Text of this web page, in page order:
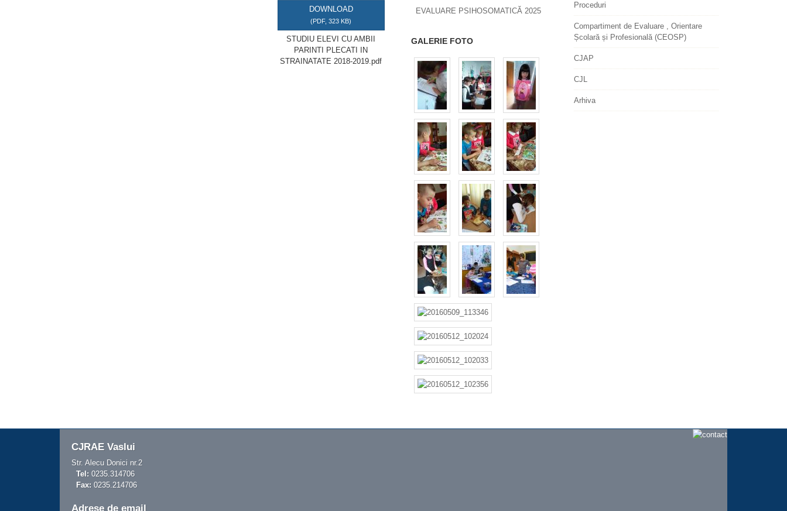
DOWNLOAD
(PDF,323 KB)
STUDIU ELEVI CU AMBII
PARINTI PLECATI IN
STRAINATATE 2018-2019.pdf
EVALUARE PSIHOSOMATICĂ 2025
GALERIE FOTO
Proceduri
Compartiment de Evaluare , Orientare
Școlară și Profesională (CEOSP)
CJAP
CJL
Arhiva
CJRAE Vaslui
Str. Alecu Donici nr.2
Tel: 0235.314706
Fax: 0235.214706
Adrese de email